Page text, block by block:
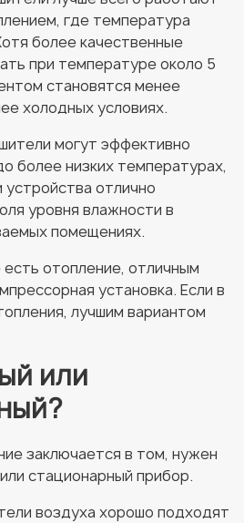
где температура
более качественные
при температуре около 5
становятся менее
холодных условиях.
могут эффективно
более низких температурах,
отлично
уровня влажности в
помещениях.
отопление, отличным
установка. Если в
лучшим вариантом
или
заключается в том, нужен
стационарный прибор.
воздуха хорошо подходят